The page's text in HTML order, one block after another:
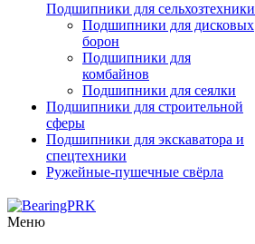
Подшипники для сельхозтехники
Подшипники для дисковых
борон
Подшипники для
комбайнов
Подшипники для сеялки
Подшипники для строительной
сферы
Подшипники для экскаватора и
спецтехники
Ружейные-пушечные свёрла
Меню